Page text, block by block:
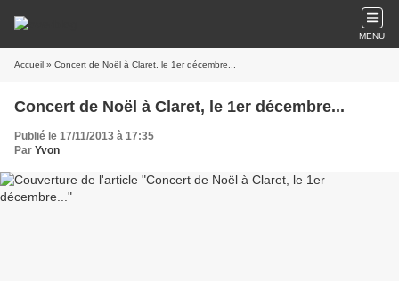
MENU
Accueil » Concert de Noël à Claret, le 1er décembre...
Concert de Noël à Claret, le 1er décembre...
Publié le 17/11/2013 à 17:35
Par Yvon